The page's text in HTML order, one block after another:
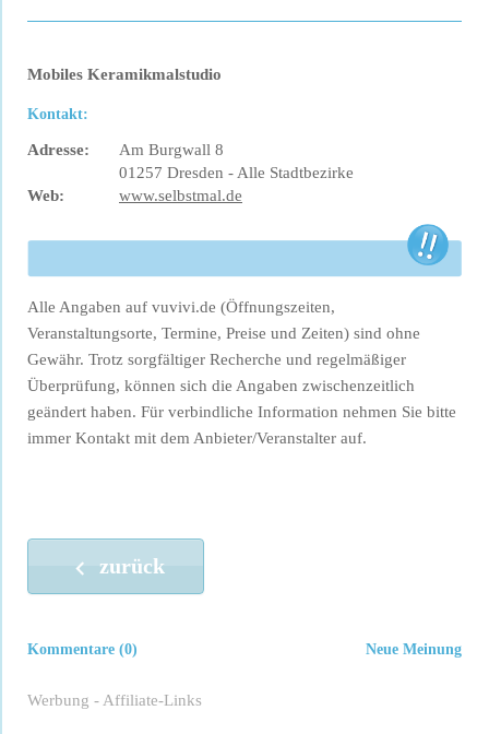
Mobiles Keramikmalstudio
Kontakt:
Adresse:
Am Burgwall 8
01257 Dresden - Alle Stadtbezirke
Web:
www.selbstmal.de
Alle Angaben auf vuvivi.de (Öffnungszeiten,
Veranstaltungsorte, Termine, Preise und Zeiten) sind ohne
Gewähr. Trotz sorgfältiger Recherche und regelmäßiger
Überprüfung, können sich die Angaben zwischenzeitlich
geändert haben. Für verbindliche Information nehmen Sie bitte
immer Kontakt mit dem Anbieter/Veranstalter auf.
zurück
Neue Meinung
Kommentare (0)
Werbung - Affiliate-Links